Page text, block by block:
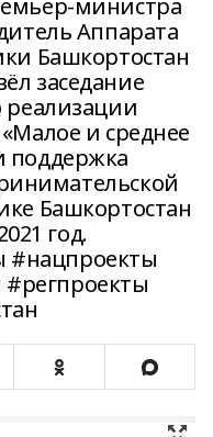
министра
Аппарата
Башкортостан
заседание
реализации
и среднее
поддержка
Башкортостан
год.
#нацпроекты